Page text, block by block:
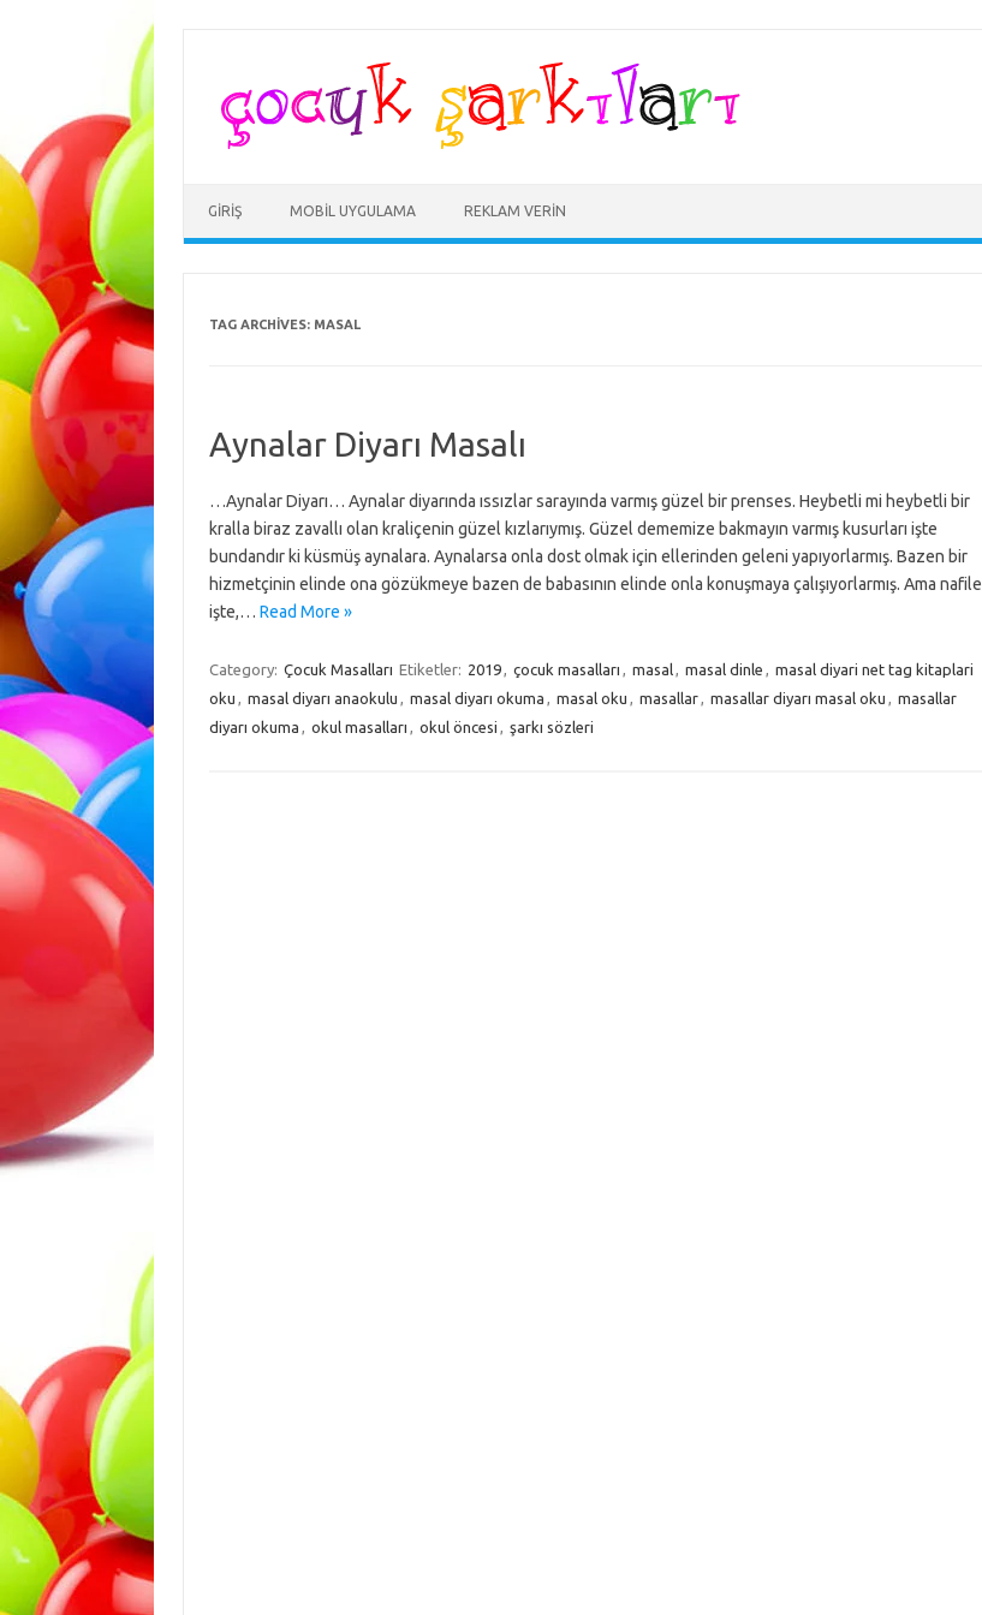
GIRIŞ MOBIL UYGULAMA REKLAM VERIN
TAG ARCHIVES: MASAL
Aynalar Diyarı Masalı
…Aynalar Diyarı… Aynalar diyarında ıssızlar sarayında varmış güzel bir prenses. Heybetli mi heybetli bir
kralla biraz zavallı olan kraliçenin güzel kızlarıymış. Güzel dememize bakmayın varmış kusurları işte
bundandır ki küsmüş aynalara. Aynalarsa onla dost olmak için ellerinden geleni yapıyorlarmış. Bazen bir
hizmetçinin elinde ona gözükmeye bazen de babasının elinde onla konuşmaya çalışıyorlarmış. Ama nafile
işte,… Read More »
Category: Çocuk Masalları Etiketler: 2019, çocuk masalları , masal, masal dinle , masal diyari net tag kitaplari
oku , masal diyarı anaokulu , masal diyarı okuma , masal oku , masallar, masallar diyarı masal oku , masallar
diyarı okuma , okul masalları , okul öncesi , şarkı sözleri